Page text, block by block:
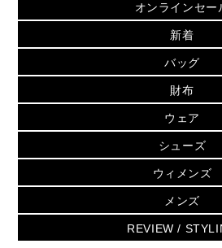
セールおすすめアイ
▶ ウィメンズ
バッグ
小物
シューズ・靴
ウェア
アクセサリー
時計
▶ メンズ
バッグ
オンラインセー
PRODUCT OF THE MONTH -
再値下げアイテム
追加アイテム
▶ ウィメンズすべて(ウェア・
バッグ
財布・小物
ウェア
シューズ
時計・ジュエリ
新着
初夏のスタイル
▶ すべて
▶ ウィメンズすべ
財布・小物
アクセサリー
フレグランス
シューズ
バッグ
人気の定番アイテム
日本限定 - バッグ
▶ ウィメンズすべ
トートバッグ
ショルダーバッ
クロスボディ・斜め
財布
日本限定 - 財布・小
▶ ウィメンズすべ
GREENWICH
折り財布(二つ折り・
長財布
ウェア
▶ ウィメンズすべ
トップス
スカート・パンツ
ジャケット・アウ
シューズ
▶ ウィメンズすべ
サンダル
スニーカー
ウィメンズ
人気の定番アイテム
▶ ウィメンズすべ
メンズ
▶ メンズすべて
REVIEW /